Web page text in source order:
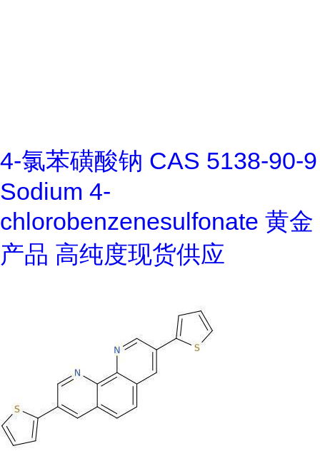
4-氯苯磺酸钠 CAS 5138-90-9
Sodium 4-
chlorobenzenesulfonate 黄金
产品 高纯度现货供应